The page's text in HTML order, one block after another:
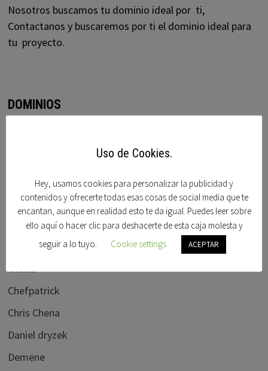
Nosotros buscamos tu dominio ideal por ti,
Contactanos y buscaremos por ti el dominio ideal para
tu proyecto.
DOMINIOS
Alberto dominguez
Bido
Blogdominios
Carlos blanco
Cctlds
Chefpatrick
Chris Chena
Daniel dryzek
Demene
Uso de Cookies.
Hey, usamos cookies para personalizar la publicidad y
contenidos y ofrecerte todas esas cosas de social media que te
encantan, aunque en realidad esto te da igual. Puedes leer sobre
ello aquí o hacer clic para deshacerte de esta caja molesta y
seguir a lo tuyo.
Cookie settings ACEPTAR